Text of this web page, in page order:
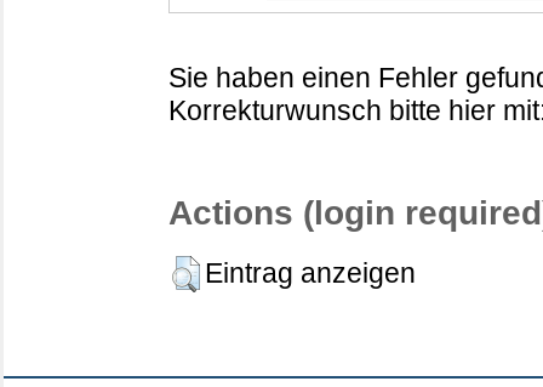
Sie haben einen Fehler
Korrekturwunsch bitte hier
Actions (login
Eintrag anzeigen